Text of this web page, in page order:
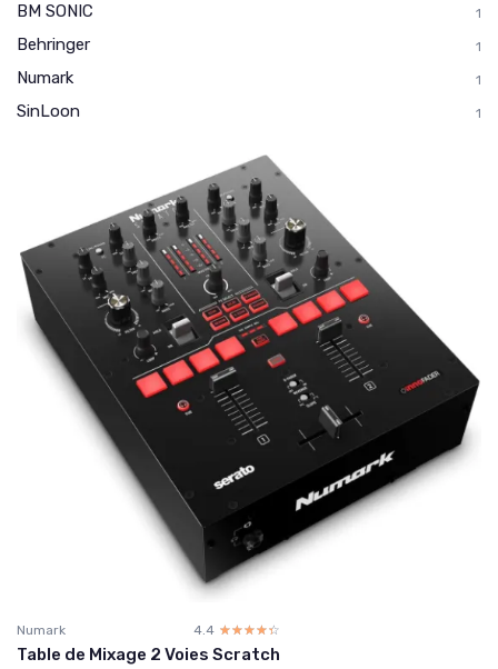
BM SONIC 1
Behringer 1
Numark 1
SinLoon 1
Numark 4.4 ☆☆☆☆☆
★★★★★
Table de Mixage 2 Voies Scratch